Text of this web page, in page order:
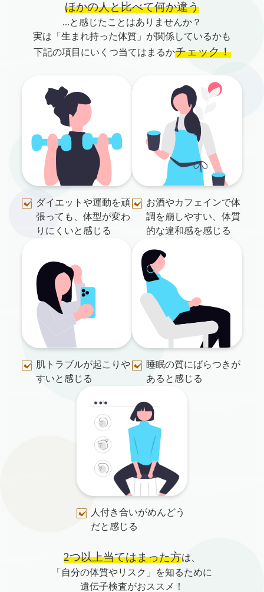
ほかの人と比べて何か違う
...と感じたことはありませんか？
実は「生まれ持った体質」が関係しているかも
下記の項目にいくつ当てはまるかチェック！
ダイエットや運動を頑
張っても、体型が変わ
りにくいと感じる
お酒やカフェインで体
調を崩しやすい、体質
的な違和感を感じる
肌トラブルが起こりや
すいと感じる
睡眠の質にばらつきが
あると感じる
人付き合いがめんどう
だと感じる
2つ以上当てはまった方は、
「自分の体質やリスク」を知るために
遺伝子検査がおススメ！